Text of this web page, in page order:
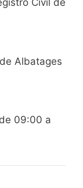
Civil de
Albatages
09:00 a